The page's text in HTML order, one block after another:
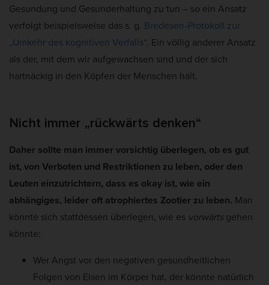
Gesundung und Gesunderhaltung zu tun – so ein Ansatz
verfolgt beispielsweise das s. g. Bredesen-Protokoll zur
„Umkehr des kognitiven Verfalls“. Ein völlig anderer Ansatz
als der, mit dem wir aufgewachsen sind und der sich
hartnäckig in den Köpfen der Menschen hält.
Nicht immer „rückwärts denken“
Daher sollte man immer vorsichtig überlegen, ob es gut
ist, von Verboten und Restriktionen zu leben, oder den
Leuten einzutrichtern, dass es okay ist, wie ein
abhängiges, leider oft atrophiertes Zootier zu leben. Man
könnte sich stattdessen überlegen, wie es vorwärtsgehen
könnte:
Wer Angst vor den negativen gesundheitlichen
Folgen von Eisen im Körper hat, der könnte natürlich